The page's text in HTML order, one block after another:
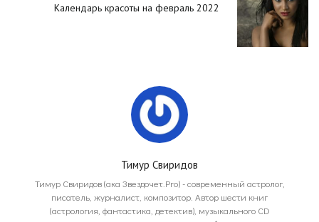
Календарь красоты на февраль 2022
Тимур Свиридов
Тимур Свиридов (ака Звездочет.Pro) - современный астролог,
писатель, журналист, композитор. Автор шести книг
(астрология, фантастика, детектив), музыкального CD